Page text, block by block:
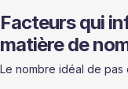
Facteurs qui
matière de
Le nombre idéal de